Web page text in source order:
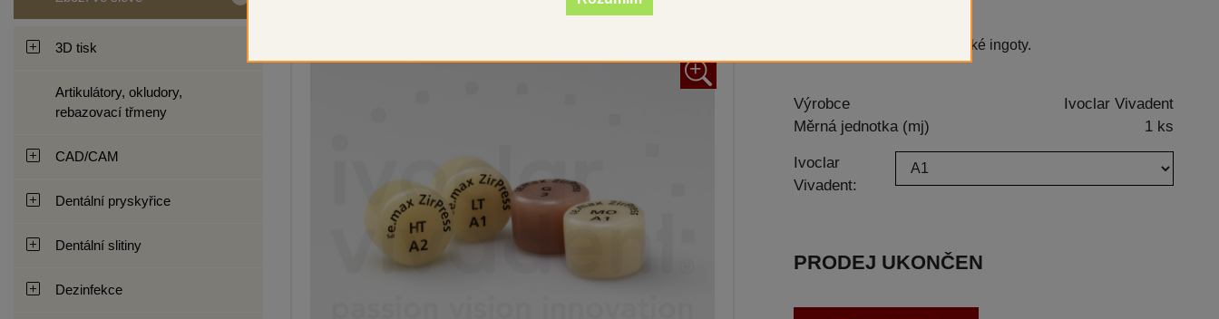
3D tisk
Artikulátory, okludory,
rebazovací třmeny
CAD/CAM
Dentální pryskyřice
Dentální slitiny
Dezinfekce
+
Fluoroapatitové sklokeramické ingoty.
Výrobce
Ivoclar Vivadent
Měrná jednotka (mj)
1 ks
Ivoclar
Vivadent:
PRODEJ UKONČEN